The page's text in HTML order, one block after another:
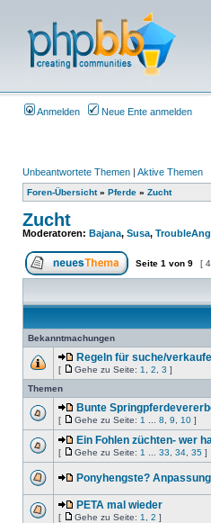
Anmelden Neue Ente anmelden
Unbeantwortete Themen | Aktive Themen
Foren-Übersicht» Pferde » Zucht
Zucht
Moderatoren: Bajana, Susa,
Seite 1 von 9 [
Bekanntmachungen
Regeln für suche/
[ Gehe zu Seite: 1 2 3 ]
Themen
Bunte
[ Gehe zu Seite: 1 8 9 10 ]
Ein Fohlen züchten- wer
[ Gehe zu Seite: 1 33 34 35 ]
Ponyhengste?
PETA mal wieder
[ Gehe zu Seite: 1 2 ]